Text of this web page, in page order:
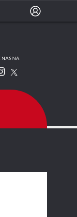
NAS NA